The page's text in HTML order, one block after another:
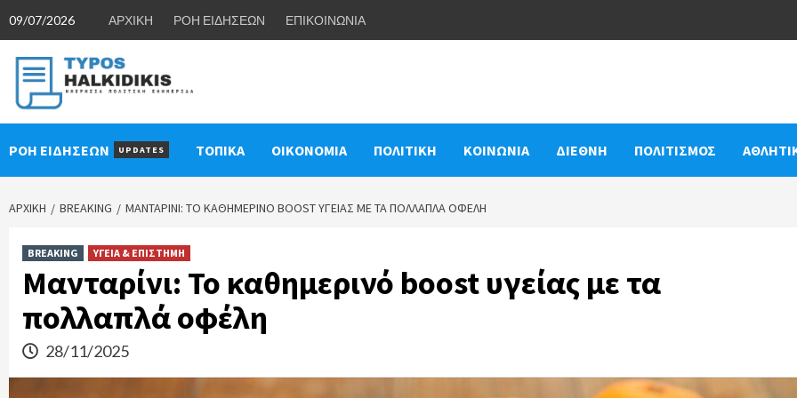
content
09/07/2026 ΑΡΧΙΚΗ ΡΟΗ ΕΙΔΗΣΕΩΝ ΕΠΙΚΟΙΝΩΝΙΑ
ΡΟΗ ΕΙΔΗΣΕΩΝ UPDATES ΤΟΠΙΚΑ ΟΙΚΟΝΟΜΙΑ ΠΟΛΙΤΙΚΗ ΚΟΙΝΩΝΙΑ ΔΙΕΘΝΗ ΠΟΛΙΤΙΣΜΟΣ
ΑΡΧΙΚΉ BREAKING ΜΑΝΤΑΡΊΝΙ: ΤΟ ΚΑΘΗΜΕΡΙΝΌ BOOST ΥΓΕΊΑΣ ΜΕ ΤΑ ΠΟΛΛΑΠΛΆ ΟΦΈΛΗ
BREAKING ΥΓΕΙΑ & ΕΠΙΣΤΗΜΗ
Μανταρίνι: Το καθημερινό boost υγείας με τα
πολλαπλά οφέλη
28/11/2025